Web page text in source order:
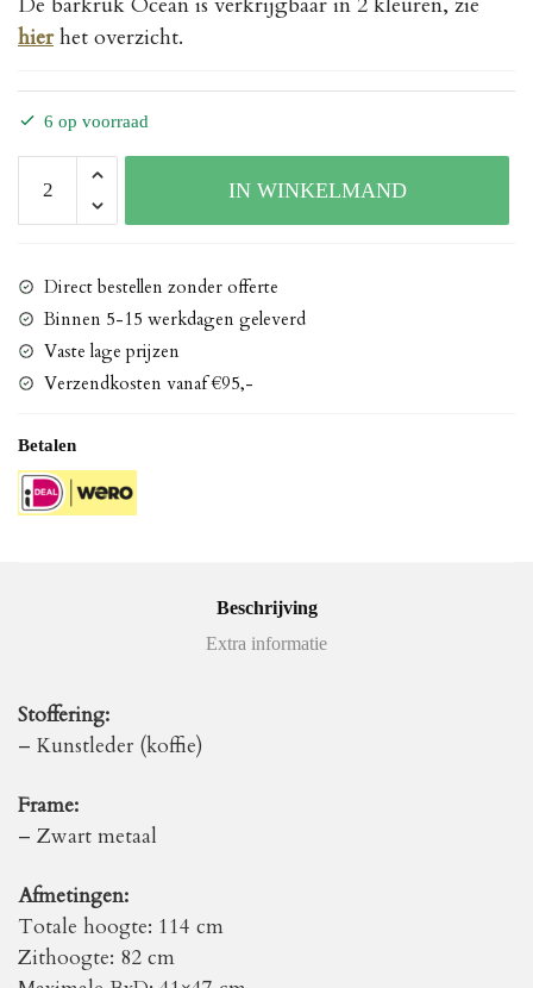
hierhet overzicht.
6 op voorraad
Ocean
kunstleer
aantal
IN WINKELMAND
Direct bestellen zonder offerte
Binnen 5-15 werkdagen geleverd
Vaste lage prijzen
Verzendkosten vanaf €95,-
Betalen
Beschrijving
Extra informatie
Stoffering:
– Kunstleder (koffie)
Frame:
– Zwart metaal
Afmetingen:
Totale hoogte: 114 cm
Zithoogte: 82 cm